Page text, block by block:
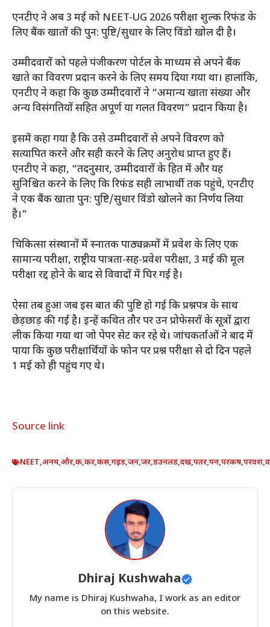
एनटीए ने अब 3 मई को NEET-UG 2026 परीक्षा शुल्क रिफंड के
लिए बैंक खातों की पुन: पुष्टि/सुधार के लिए विंडो खोल दी है।
उम्मीदवारों को पहले पंजीकरण पोर्टल के माध्यम से अपने बैंक
खाते का विवरण प्रदान करने के लिए समय दिया गया था। हालांकि,
एनटीए ने कहा कि कुछ उम्मीदवारों ने “अमान्य खाता संख्या और
अन्य विसंगतियों सहित अपूर्ण या गलत विवरण” प्रदान किया है।
इसमें कहा गया है कि उसे उम्मीदवारों से अपने विवरण को
सत्यापित करने और सही करने के लिए अनुरोध प्राप्त हुए हैं।
एनटीए ने कहा, “तदनुसार, उम्मीदवारों के हित में और यह
सुनिश्चित करने के लिए कि रिफंड सही लाभार्थी तक पहुंचे, एनटीए
ने एक बैंक खाता पुन: पुष्टि/सुधार विंडो खोलने का निर्णय लिया
है।”
चिकित्सा संस्थानों में स्नातक पाठ्यक्रमों में प्रवेश के लिए एक
सामान्य परीक्षा, राष्ट्रीय पात्रता-सह-प्रवेश परीक्षा, 3 मई की मूल
परीक्षा रद्द होने के बाद से विवादों में घिर गई है।
ऐसा तब हुआ जब इस बात की पुष्टि हो गई कि प्रश्नपत्र के साथ
छेड़छाड़ की गई है। इन्हें कथित तौर पर उन प्रोफेसरों के सूत्रों द्वारा
लीक किया गया था जो पेपर सेट कर रहे थे। जांचकर्ताओं ने बाद में
पाया कि कुछ परीक्षार्थियों के फोन पर प्रश्न परीक्षा से दो दिन पहले
1 मई को ही पहुंच गए थे।
Source link
NEET,अनय,और,क,कर,कस,गइड,जन,जर,डउनलड,दख,पतर,पन,परकष,परवश,
Dhiraj Kushwaha
My name is Dhiraj Kushwaha, I work as an editor
on this website.